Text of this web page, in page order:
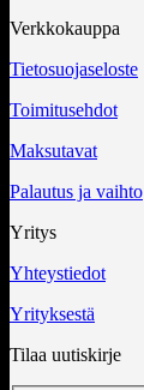
Verkkokauppa
Tietosuojaseloste
Toimitusehdot
Maksutavat
Palautus ja vaihto
Yritys
Yhteystiedot
Yrityksestä
Tilaa uutiskirje